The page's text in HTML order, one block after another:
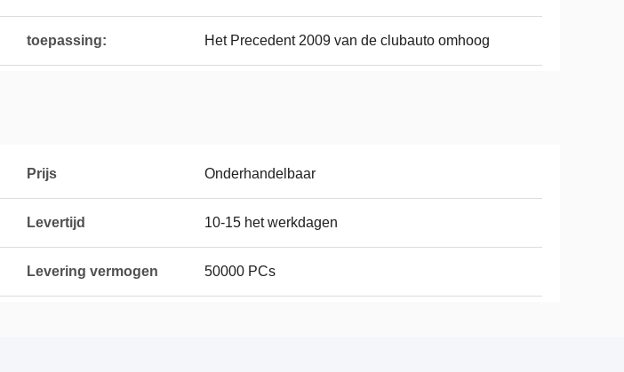
toepassing: Het Precedent 2009 van de clubauto omhoog
Prijs Onderhandelbaar
Levertijd 10-15 het werkdagen
Levering vermogen 50000 PCs